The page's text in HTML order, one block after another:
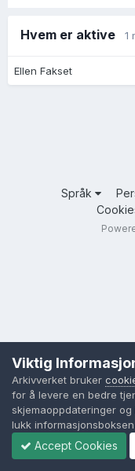
Hvem er aktive 1
Ellen Fakset
Språk
Viktig
Arkivverket bruker
for å levere en bedre
skjemaoppdateringer
lukk
Accept Cookies